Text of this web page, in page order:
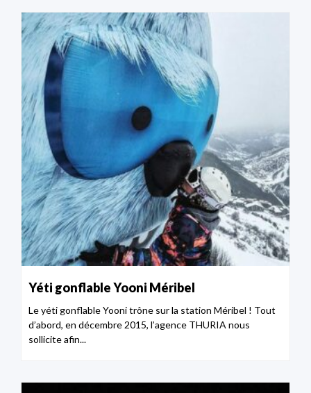
Yéti gonflable Yooni Méribel
Le yéti gonflable Yooni trône sur la station Méribel ! Tout
d’abord, en décembre 2015, l’agence THURIA nous
sollicite afin...